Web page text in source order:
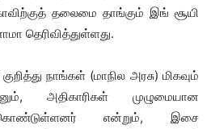
தலைமை தாங்கும் இங் சூயி
தெரிவித்துள்ளது.
நாங்கள் (மாநில அரசு) மிகவும்
அதிகாரிகள் முழுமையான
என்றும், இசை